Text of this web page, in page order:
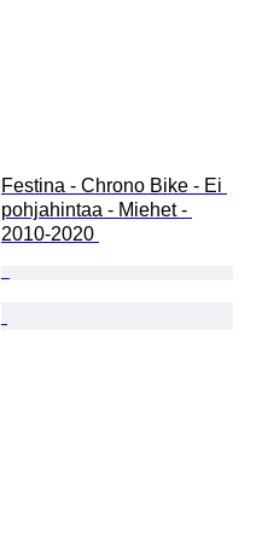
Festina - Chrono Bike - Ei
pohjahintaa - Miehet -
2010-2020